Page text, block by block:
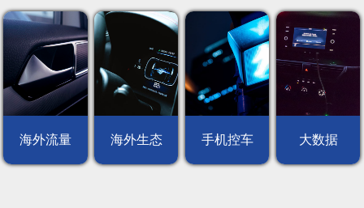
海外流量 海外生态 手机控车 大数据